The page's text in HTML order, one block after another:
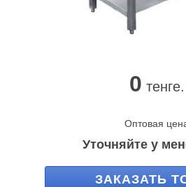
0 тенге.
Оптовая
Уточняйте у
ЗАКАЗАТЬ